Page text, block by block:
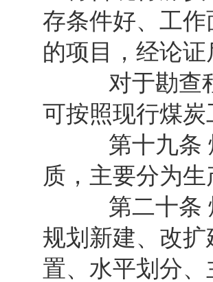
存条件好、工
的项目，经论
对于勘查程
可按照现行煤
第十九条 煤
质，主要分为
第二十条 煤
规划新建、改
置、水平划分